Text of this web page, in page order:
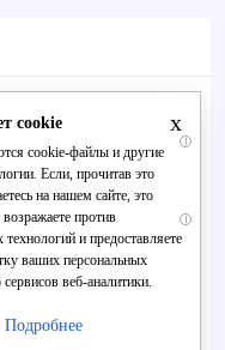
i
Что люди
i
смеяться вы
супругов,
x
cookie
cookie-файлы и другие
Если, прочитав это
на нашем сайте, это
против
технологий и предоставляете
ваших персональных
веб-аналитики.
Подробнее